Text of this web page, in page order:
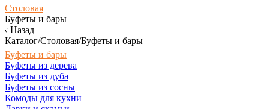
Столовая
Буфеты и бары
Назад
Каталог/Столовая/Буфеты и бары
Буфеты и бары
Буфеты из дерева
Буфеты из дуба
Буфеты из сосны
Комоды для кухни